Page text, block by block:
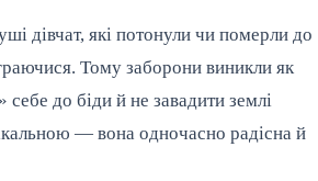
дівчат, які потонули чи померли до
Тому заборони виникли як
до біди й не завадити землі
— вона одночасно радісна й